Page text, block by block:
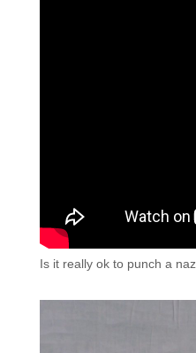
Is it really ok to punch a